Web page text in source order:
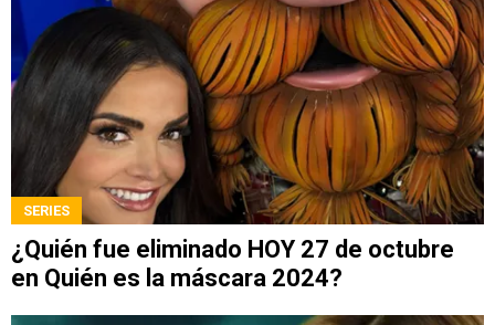
SERIES
¿Quién fue eliminado HOY 27 de octubre
en Quién es la máscara 2024?